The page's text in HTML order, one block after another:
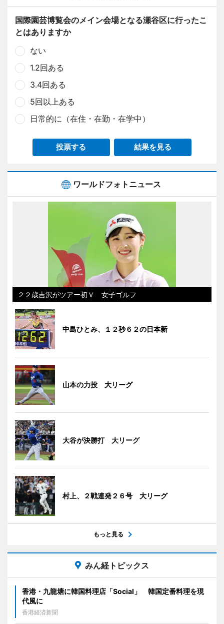
国際園芸博覧会のメイン会場となる瀬谷区に行ったこ
とはありますか
ない
1.2回ある
3.4回ある
5回以上ある
日常的に（在住・在勤・在学中）
投票する 結果を見る
ワールドフォトニュース
２２歳吉沢がツアー初Ｖ 女子ゴルフ
中島ひとみ、１２秒６２の日本新
山本の力投 大リーグ
大谷が決勝打 大リーグ
村上、２戦連発２６号 大リーグ
もっと見る
みん経トピックス
香港・九龍塘に韓国料理店「Social」 韓国定番料理を現
代風に
香港経済新聞